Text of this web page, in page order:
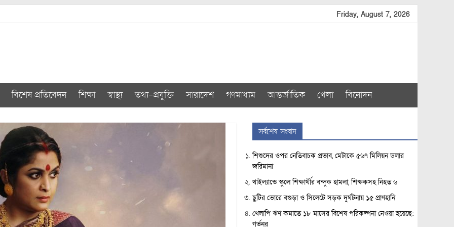
Friday, August 7, 2026
বিশেষ প্রতিবেদন শিক্ষা স্বাস্থ্য তথ্য-প্রযুক্তি সারাদেশ গণমাধ্যম আন্তর্জাতিক খেলা বিনোদন
সর্বশেষ সংবাদ
শিশুদের ওপর নেতিবাচক প্রভাব, মেটাকে ৫৬৭ মিলিয়ন ডলার
জরিমানা
থাইল্যান্ডে স্কুলে শিক্ষার্থীর বন্দুক হামলা, শিক্ষকসহ নিহত ৬
ছুটির ভোরে বগুড়া ও সিলেটে সড়ক দুর্ঘটনায় ১৫ প্রাণহানি
খেলাপি ঋণ কমাতে ১৮ মাসের বিশেষ পরিকল্পনা নেওয়া হয়েছে:
গর্ভনর